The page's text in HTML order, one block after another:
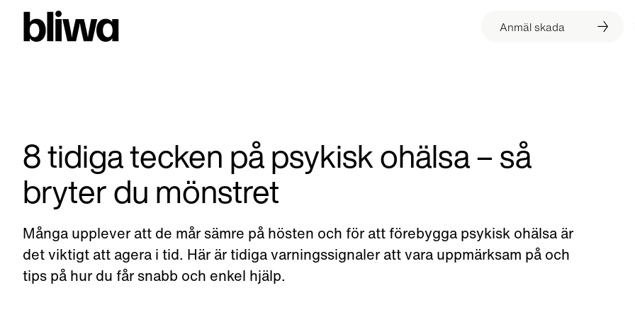
Anmäl skada
8 tidiga tecken på psykisk ohälsa – så
bryter du mönstret
Många upplever att de mår sämre på hösten och för att förebygga psykisk ohälsa är
det viktigt att agera i tid. Här är tidiga varningssignaler att vara uppmärksam på och
tips på hur du får snabb och enkel hjälp.